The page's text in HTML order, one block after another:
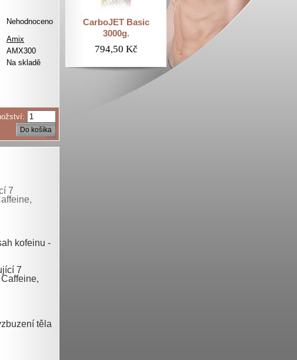
Nehodnoceno
Amix
AMX300
Na skladě
Do košíka
7
kofeinu -
7
těla
CarboJET Basic
3000g.
794,50 Kč